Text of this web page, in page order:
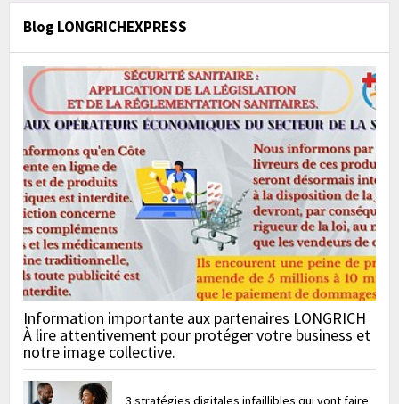
Blog LONGRICHEXPRESS
Information importante aux partenaires LONGRICH
À lire attentivement pour protéger votre business et
notre image collective.